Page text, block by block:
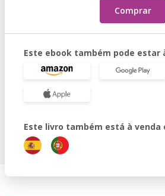
Comprar
Este ebook também pode estar
Este livro também está à venda